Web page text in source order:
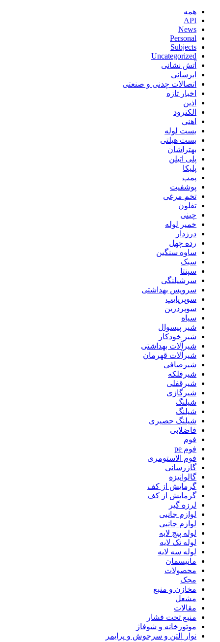
همه
API
News
Personal
Subjects
Uncategorized
آتش نشانی
ابرسانی
اتصالات چدنی و صنعتی
اخبار تازه
اذین
الکترود
اهنی
بست لوله
بست هیلتی
بهتراشان
پلی اتیلن
پلیکا
پمپ
پوشفیت
تخم مرغی
تفلون
چینی
خمیر لوله
درزدار
رده چهل
ساوه سنگین
سبک
سپنتا
سرشیلنگی
سرویس بهداشتی
سوپرپایپ
سوپردرین
سیاه
شیر پیسوال
شیر خودکار
شیرآلات بهداشتی
شیرآلات قهرمان
شیرصافی
شیرفلکه
شیرقفلی
شیرگازی
شیلنگ
شیلنگ
شیلنگ حصیری
فاضلابی
فوم
فوم pe
فوم الاستومری
گازرسانی
گالوانیزه
گرمایش از کف
گرمایش از کف
لرزه گیر
لوازم جانبی
لوازم جانبی
لوله پنج لایه
لوله تک لایه
لوله سه لایه
مانیسمان
محصولات
محک
مخازن و منبع
مشعل
مقالات
منبع تحت فشار
موتورخانه و شوفاژ
نوار التن و سرجوش و پرایمر